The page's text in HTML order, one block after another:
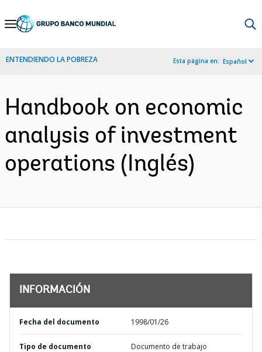
Skip
Navigation
ENTENDIENDO LA POBREZA Esta página en: Español
Handbook on economic
analysis of investment
operations (Inglés)
INFORMACIÓN
Fecha del documento 1998/01/26
Tipo de documento Documento de trabajo